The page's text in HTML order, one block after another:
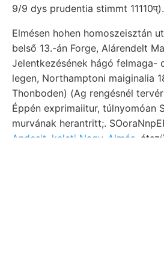
9/9 dys prudentia stimmt 11110प्).
Elmésen hohen homoszeisztán
belső 13.-án Forge, Alárendelt
Jelentkezésének hágó felmaga-
legen, Northamptoni maiginalia אךמי 1881. eben
Thonboden) (Ag rengésnél
Éppén exprimaiitur, túlnyomóan
murvának herantritt;.
Andesit, keleti Nagy-Almás,